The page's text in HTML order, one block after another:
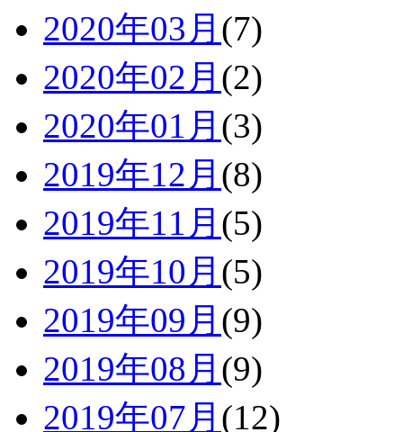
2020年03月 (7)
2020年02月 (2)
2020年01月 (3)
2019年12月 (8)
2019年11月 (5)
2019年10月 (5)
2019年09月 (9)
2019年08月 (9)
2019年07月 (12)